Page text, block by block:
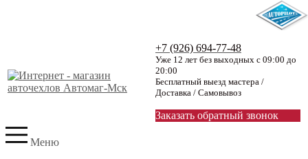
+7 (926) 694-77-48
Уже 12 лет без выходных с 09:00 до
20:00
Бесплатный выезд мастера /
Доставка / Самовывоз
Заказать обратный звонок
Меню